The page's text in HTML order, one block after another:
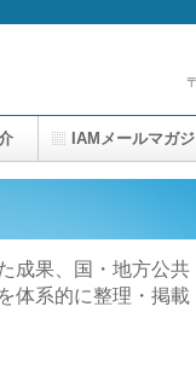
成果、国・地方公共
体系的に整理・掲載
IAMメールマガ